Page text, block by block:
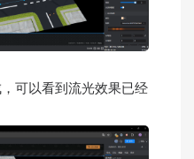
可以看到流光效果已经